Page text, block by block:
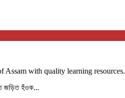
Assam with quality learning resources.
জড়িত হঁওক...